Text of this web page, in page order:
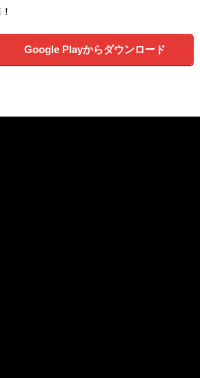
Google Playからダウンロード